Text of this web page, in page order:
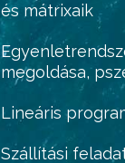
és mátrixaik
megoldása,
Lineáris
Szállítási